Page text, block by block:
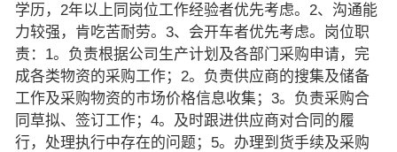
学历，2年以上同岗位工作经验者优先考虑。2、沟通能
力较强，肯吃苦耐劳。3、会开车者优先考虑。岗位职
责：1。负责根据公司生产计划及各部门采购申请，完
成各类物资的采购工作；2。负责供应商的搜集及储备
工作及采购物资的市场价格信息收集；3。负责采购合
同草拟、签订工作；4。及时跟进供应商对合同的履
行，处理执行中存在的问题；5。办理到货手续及采购